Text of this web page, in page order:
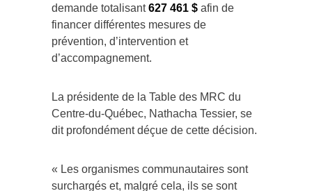
demande totalisant627 461 $ afin de
financer différentes mesures de
prévention, d’intervention et
d’accompagnement.
La présidente de la Table des MRC du
Centre-du-Québec, Nathacha Tessier, se
dit profondément déçue de cette décision.
« Les organismes communautaires sont
surchargés et, malgré cela, ils se sont